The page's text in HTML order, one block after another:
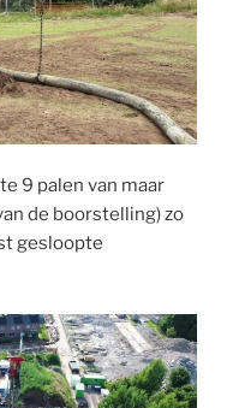
9 palen van maar
de boorstelling) zo
gesloopte